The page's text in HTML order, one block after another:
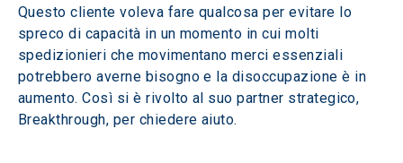
Questo cliente voleva fare qualcosa per evitare lo
spreco di capacità in un momento in cui molti
spedizionieri che movimentano merci essenziali
potrebbero averne bisogno e la disoccupazione è in
aumento. Così si è rivolto al suo partner strategico,
Breakthrough, per chiedere aiuto.